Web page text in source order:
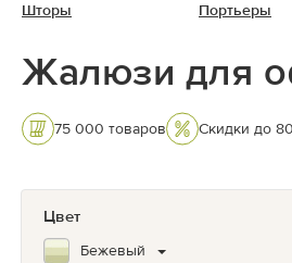
Шторы Портьеры
Жалюзи для
75 000 товаров Скидки до
Цвет
Бежевый